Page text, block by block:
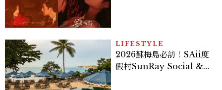
LIFESTYLE
2026蘇梅島必訪！SAii度
假村SunRay Social &